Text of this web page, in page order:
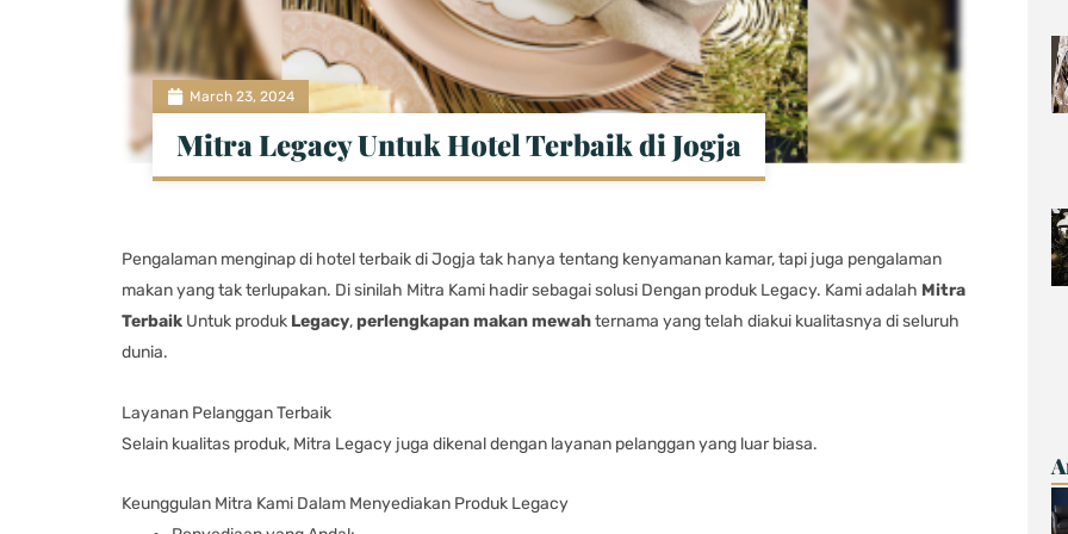
March 23, 2024
Mitra Legacy Untuk Hotel Terbaik di Jogja
Pengalaman menginap di hotel terbaik di Jogja tak hanya tentang kenyamanan kamar, tapi juga pengalaman
makan yang tak terlupakan. Di sinilah Mitra Kami hadir sebagai solusi Dengan produk Legacy. Kami adalah Mitra
Terbaik Untuk produk Legacy,perlengkapan makan mewahternama yang telah diakui kualitasnya di seluruh
dunia.
Layanan Pelanggan Terbaik
Selain kualitas produk, Mitra Legacy juga dikenal dengan layanan pelanggan yang luar biasa.
Keunggulan Mitra Kami Dalam Menyediakan Produk Legacy